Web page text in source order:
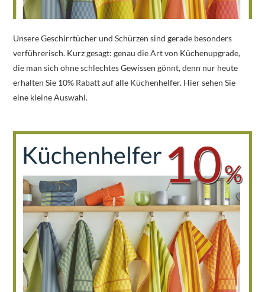
Unsere Geschirrtücher und Schürzen sind gerade besonders
verführerisch. Kurz gesagt: genau die Art von Küchenupgrade,
die man sich ohne schlechtes Gewissen gönnt, denn nur heute
erhalten Sie 10% Rabatt auf alle Küchenhelfer. Hier sehen Sie
eine kleine Auswahl.